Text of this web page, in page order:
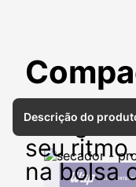
Descrição do
Design
seu
na bolsa